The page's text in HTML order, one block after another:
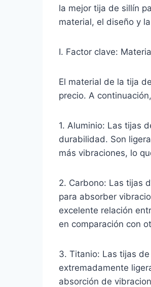
la mejor tija de sillín
material, el diseño y
I. Factor clave:
El material de la tija
precio. A
1. Aluminio: Las tijas
durabilidad. Son
más vibraciones, lo
2. Carbono: Las tijas
para absorber
excelente relación
en comparación con
3. Titanio: Las tijas
extremadamente
absorción de